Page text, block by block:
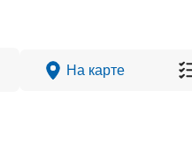
На карте